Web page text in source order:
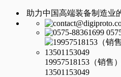
助力中国高端装备制造业
19957518153（销售
13501153049